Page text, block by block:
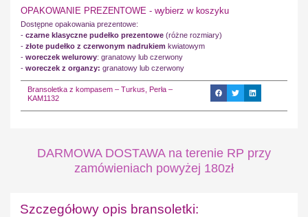
OPAKOWANIE PREZENTOWE - wybierz w koszyku
Dostępne opakowania prezentowe:
- czarne klasyczne pudełko prezentowe (różne rozmiary)
- złote pudełko z czerwonym nadrukiem kwiatowym
- woreczek welurowy: granatowy lub czerwony
- woreczek z organzy: granatowy lub czerwony
Bransoletka z kompasem – Turkus, Perła –
KAM1132
DARMOWA DOSTAWA na terenie RP przy
zamówieniach powyżej 180zł
Szczegółowy opis bransoletki: